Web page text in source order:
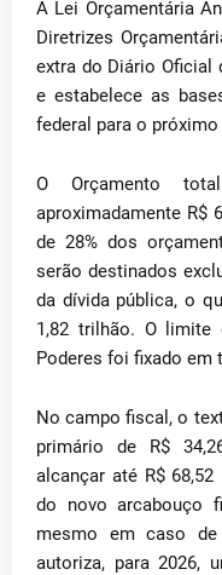
A Lei Orçamentária
Diretrizes
extra do Diário Oficial
e estabelece as
federal para o próximo
O Orçamento
aproximadamente R$
de 28% dos
serão destinados
da dívida pública, o
1,82 trilhão. O limite
Poderes foi fixado em
No campo fiscal, o
primário de R$
alcançar até R$
do novo arcabouço
mesmo em caso
autoriza, para 2026,